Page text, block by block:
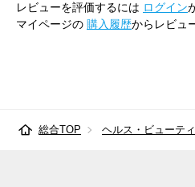
レビューを評価するには ログイン
マイページの 購入履歴からレビュ
総合TOP ヘルス・ビューテ